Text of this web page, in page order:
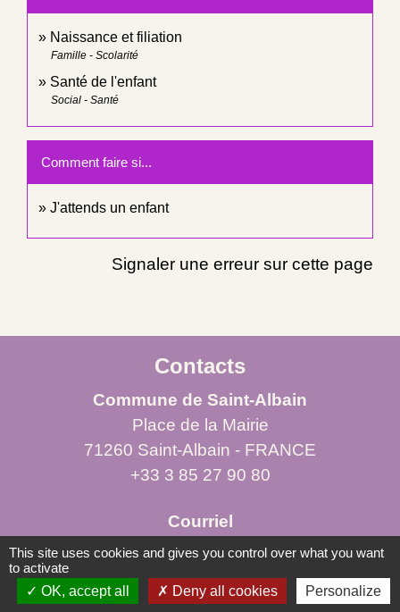
Naissance et filiation
Famille - Scolarité
Santé de l'enfant
Social - Santé
Comment faire si...
J'attends un enfant
Signaler une erreur sur cette page
Contacts
Commune de Saint-Albain
Place de la Mairie
71260 Saint-Albain - FRANCE
+33 3 85 27 90 80
Courriel
mairie.st-albain@orange.fr
This site uses cookies and gives you control over what you want
to activate
OK, accept all
Deny all cookies Personalize